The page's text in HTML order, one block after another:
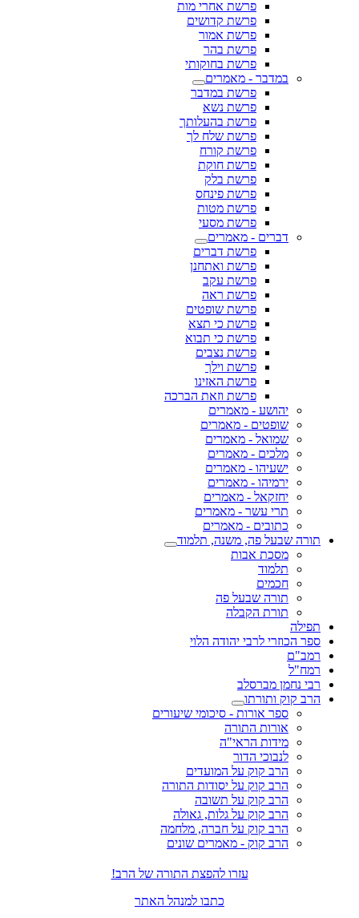
פרשת אחרי מות
פרשת קדושים
פרשת אמור
פרשת בהר
פרשת בחוקותי
במדבר - מאמרים
פרשת במדבר
פרשת נשא
פרשת בהעלותך
פרשת שלח לך
פרשת קורח
פרשת חוקת
פרשת בלק
פרשת פינחס
פרשת מטות
פרשת מסעי
דברים - מאמרים
פרשת דברים
פרשת ואתחנן
פרשת עקב
פרשת ראה
פרשת שופטים
פרשת כי תצא
פרשת כי תבוא
פרשת נצבים
פרשת וילך
פרשת האזינו
פרשת וזאת הברכה
יהושע - מאמרים
שופטים - מאמרים
שמואל - מאמרים
מלכים - מאמרים
ישעיהו - מאמרים
ירמיהו - מאמרים
יחזקאל - מאמרים
תרי עשר - מאמרים
כתובים - מאמרים
תורה שבעל פה, משנה, תלמוד
מסכת אבות
תלמוד
חכמים
תורה שבעל פה
תורת הקבלה
תפילה
ספר הכוזרי לרבי יהודה הלוי
רמב"ם
רמח"ל
רבי נחמן מברסלב
הרב קוק ותורתו
ספר אורות - סיכומי שיעורים
אורות התורה
מידות הראי"ה
לנבוכי הדור
הרב קוק על המועדים
הרב קוק על יסודות התורה
הרב קוק על תשובה
הרב קוק על גלות, גאולה
הרב קוק על חברה, מלחמה
הרב קוק - מאמרים שונים
עזרו להפצת התורה של הרב!
כתבו למנהל האתר